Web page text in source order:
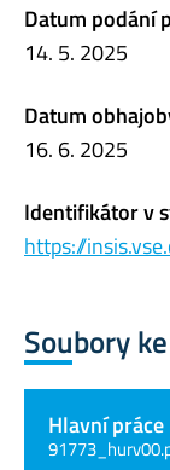
Datum podání
14. 5. 2025
Datum
16. 6. 2025
Identifikátor v
https://
Soubory
Hlavní práce